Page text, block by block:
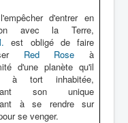
d'entrer en
avec la Terre,
est obligé de faire
Red Rose à
d'une planète qu'il
à tort inhabitée,
son unique
à se rendre sur
se venger.